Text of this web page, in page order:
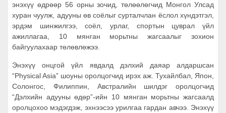
энэхүү өдрөөр 56 орны зочид, төлөөлөгчид Монгол Улсад
хуран чуулж, адууны өв соёлыг сурталчлан ёслол хүндэтгэл,
эрдэм шинжилгээ, соёл, урлаг, спортын цуврал үйл
ажиллагаа, 10 мянган морьтны жагсаалыг зохион
байгуулахаар төлөвлөжээ.
Энэхүү онцгой үйл явдалд дэлхий даяар алдаршсан
“Physical Asia” шоуны оролцогчид ирэх аж. Тухайлбал, Япон,
Солонгос, Филиппин, Австралийн шилдэг оролцогчид
“Дэлхийн адууны өдөр”-ийн 10 мянган морьтны жагсаалд
оролцохоо мэдэгдэж, эхнээсээ урилгаа гардан авчээ. Энэхүү